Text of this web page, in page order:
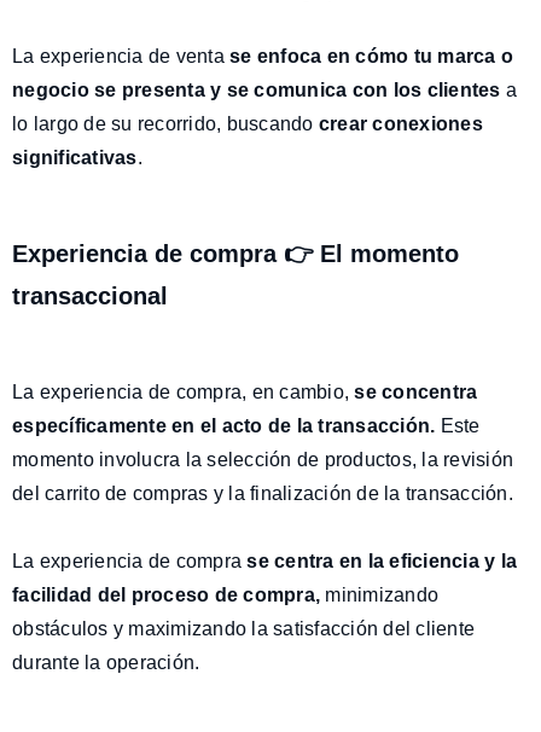
La experiencia de venta se enfoca en cómo tu marca o
negocio se presenta y se comunica con los clientes a
lo largo de su recorrido, buscando crear conexiones
significativas.
Experiencia de compra 👉 El momento
transaccional
La experiencia de compra, en cambio, se concentra
específicamente en el acto de la transacción. Este
momento involucra la selección de productos, la revisión
del carrito de compras y la finalización de la transacción.
La experiencia de comprase centra en la eficiencia y la
facilidad del proceso de compra, minimizando
obstáculos y maximizando la satisfacción del cliente
durante la operación.